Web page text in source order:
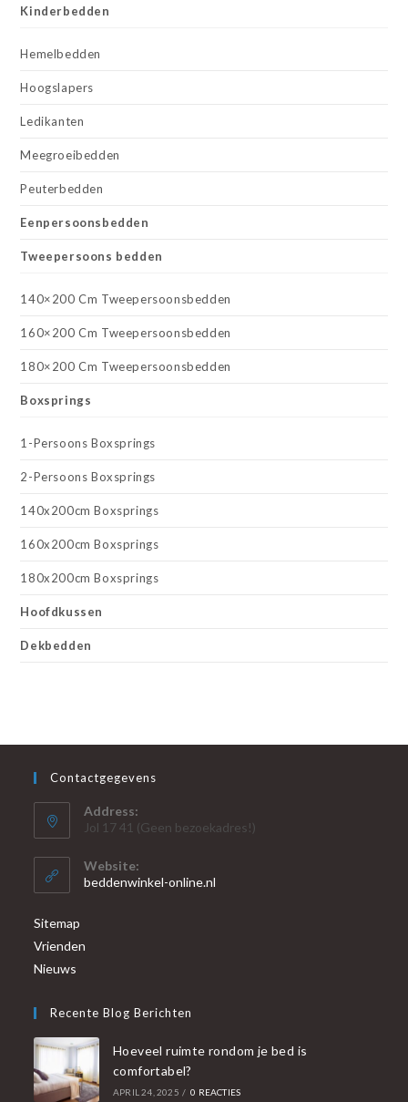
Kinderbedden
Hemelbedden
Hoogslapers
Ledikanten
Meegroeibedden
Peuterbedden
Eenpersoonsbedden
Tweepersoons bedden
140×200 Cm Tweepersoonsbedden
160×200 Cm Tweepersoonsbedden
180×200 Cm Tweepersoonsbedden
Boxsprings
1-Persoons Boxsprings
2-Persoons Boxsprings
140x200cm Boxsprings
160x200cm Boxsprings
180x200cm Boxsprings
Hoofdkussen
Dekbedden
Contactgegevens
Address:
Jol 17 41 (Geen bezoekadres!)
Website:
beddenwinkel-online.nl
Sitemap
Vrienden
Nieuws
Recente Blog Berichten
Hoeveel ruimte rondom je bed is
comfortabel?
APRIL 24, 2025 / 0 REACTIES